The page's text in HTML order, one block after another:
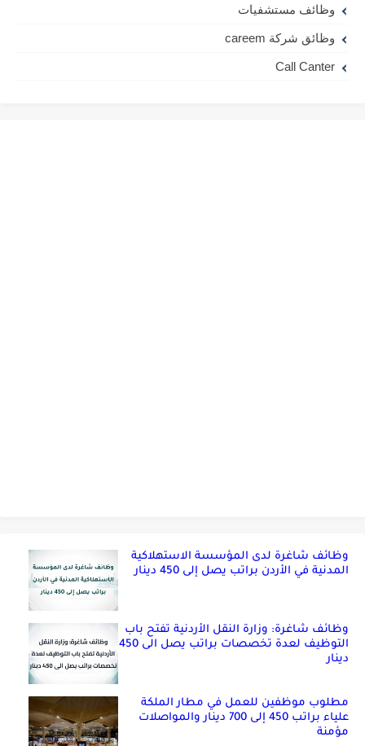
وظائف مستشفيات
وظائق شركة careem
Call Canter
وظائف شاغرة لدى المؤسسة الاستهلاكية
المدنية في الأردن براتب يصل إلى 450 دينار
وظائف شاغرة: وزارة النقل الأردنية تفتح باب
التوظيف لعدة تخصصات براتب يصل الى 450
دينار
مطلوب موظفين للعمل في مطار الملكة
علياء براتب 450 إلى 700 دينار والمواصلات
مؤمنة